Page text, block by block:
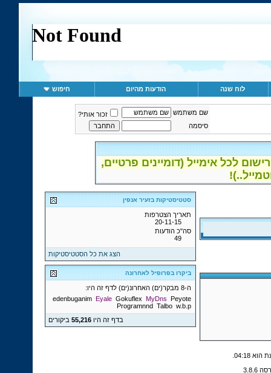
לוח שנה הודעות מהיום חיפוש
שם משתמש
זכור אותי?
סיסמה
לכל אימייל (דומיינים פרטיים,
סטטיסטיקות בזעיר אנפין
תאריך הצטרפות
20-11-15
סה"כ הודעות
49
הצג את כל הסטטיסטיקות
ביקרו בפרופיל לאחרונה
ה-8 מבקר(ים) האחרונ(ים) לדף זה היו:
edenbuganim Eyale Gokuflex MyDns Peyote
Programnnd Talbo w.b.p
בדף זה היו55,216 ביקורים
04:18